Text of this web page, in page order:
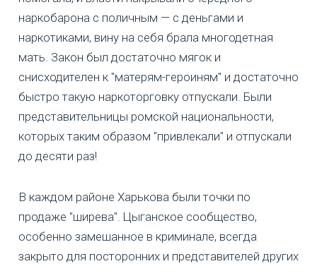
наркобарона с поличным — с деньгами и
наркотиками, вину на себя брала многодетная
мать. Закон был достаточно мягок и
снисходителен к "матерям-героиням" и достаточно
быстро такую наркоторговку отпускали. Были
представительницы ромской национальности,
которых таким образом "привлекали" и отпускали
до десяти раз!
В каждом районе Харькова были точки по
продаже "ширева". Цыганское сообщество,
особенно замешанное в криминале, всегда
закрыто для посторонних и представителей других